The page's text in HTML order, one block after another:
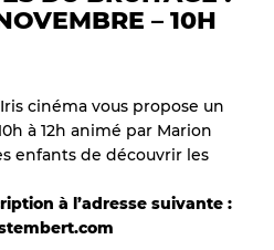
– 10H
cinéma vous propose un
à 12h animé par Marion
enfants de découvrir les
à l’adresse suivante :